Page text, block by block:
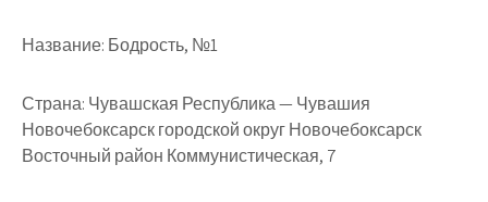
Название: Бодрость, №1
Страна: Чувашская Республика — Чувашия
Новочебоксарск городской округ Новочебоксарск
Восточный район Коммунистическая, 7